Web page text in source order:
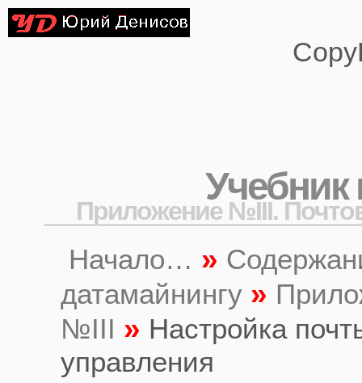
Учебник
Приложение №III.
Начало… »
датамайнингу »
№III » Настройка
управления